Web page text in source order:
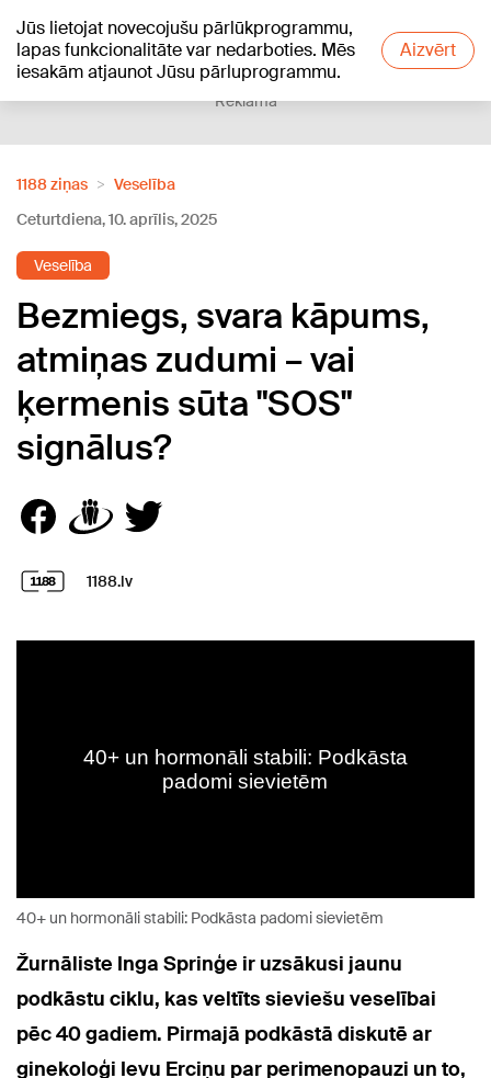
Jūs lietojat novecojušu pārlūkprogrammu,
lapas funkcionalitāte var nedarboties. Mēs
iesakām atjaunot Jūsu pārluprogrammu.
Aizvērt
+15°C
Reklāma
1188 ziņas
Veselība
Ceturtdiena, 10. aprīlis, 2025
Veselība
Bezmiegs, svara kāpums,
atmiņas zudumi – vai
ķermenis sūta "SOS"
signālus?
1188.lv
40+ un hormonāli stabili: Podkāsta padomi sievietēm
Žurnāliste Inga Sprinģe ir uzsākusi jaunu
podkāstu ciklu, kas veltīts sieviešu veselībai
pēc 40 gadiem. Pirmajā podkāstā diskutē ar
ginekoloģi Ievu Erciņu par perimenopauzi un to,